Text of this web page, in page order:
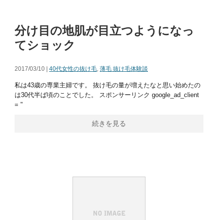
分け目の地肌が目立つようになっ
てショック
2017/03/10 | 40代女性の抜け毛, 薄毛 抜け毛体験談
私は43歳の専業主婦です。 抜け毛の量が増えたなと思い始めたの
は30代半ば頃のことでした。 スポンサーリンク google_ad_client
= "
続きを見る